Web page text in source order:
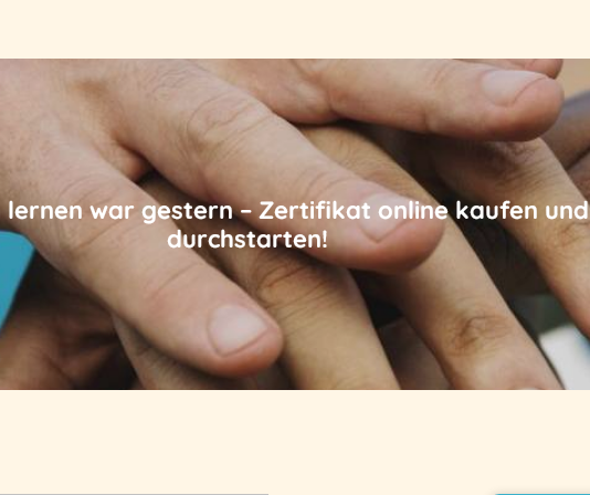
lernen war gestern – Zertifikat online kaufen und
durchstarten!